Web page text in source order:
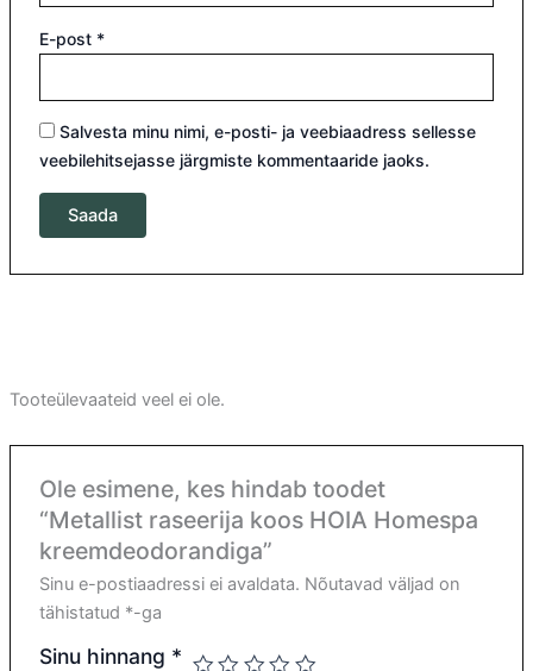
E-post *
Salvesta minu nimi, e-posti- ja veebiaadress sellesse
veebilehitsejasse järgmiste kommentaaride jaoks.
Tooteülevaateid veel ei ole.
Ole esimene, kes hindab toodet
“Metallist raseerija koos HOIA Homespa
kreemdeodorandiga”
Sinu e-postiaadressi ei avaldata. Nõutavad väljad on
tähistatud *-ga
Sinu hinnang *